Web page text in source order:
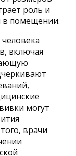
роль и
в помещении.
включая
могут
врачи